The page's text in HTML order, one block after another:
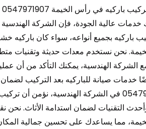
خدمات عالية الجودة، فإن الشركة
باركيه بجميع أنواعه، سواء كان باركيه
نحن نستخدم معدات حديثة وتقنيات
الشركة الهندسية، يمكنك التأكد من أن
خدمات صيانة للباركيه بعد التركيب
0547971907 في الشركة الهندسية،
التقنيات لضمان استدامة الأثاث.
مما يساعدك على تحسين جمالية